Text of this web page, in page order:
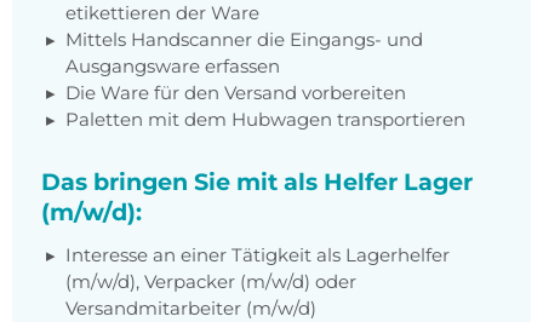
etikettieren der Ware
Mittels Handscanner die Eingangs- und
Ausgangsware erfassen
Die Ware für den Versand vorbereiten
Paletten mit dem Hubwagen transportieren
Das bringen Sie mit als Helfer Lager
(m/w/d):
Interesse an einer Tätigkeit als Lagerhelfer
(m/w/d), Verpacker (m/w/d) oder
Versandmitarbeiter (m/w/d)